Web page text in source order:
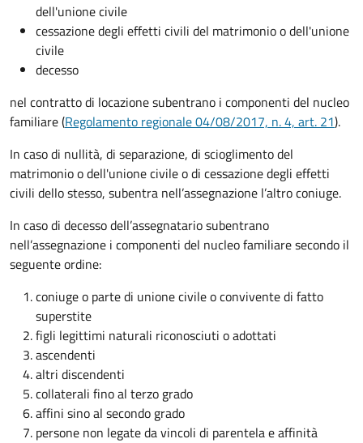
dell'unione civile
cessazione degli effetti civili del matrimonio o dell'unione
civile
decesso
nel contratto di locazione subentrano i componenti del nucleo
familiare (Regolamento regionale 04/08/2017, n. 4, art. 21).
In caso di nullità, di separazione, di scioglimento del
matrimonio o dell'unione civile o di cessazione degli effetti
civili dello stesso, subentra nell’assegnazione l’altro coniuge.
In caso di decesso dell’assegnatario subentrano
nell’assegnazione i componenti del nucleo familiare secondo il
seguente ordine:
coniuge o parte di unione civile o convivente di fatto
superstite
figli legittimi naturali riconosciuti o adottati
ascendenti
altri discendenti
collaterali fino al terzo grado
affini sino al secondo grado
persone non legate da vincoli di parentela e affinità